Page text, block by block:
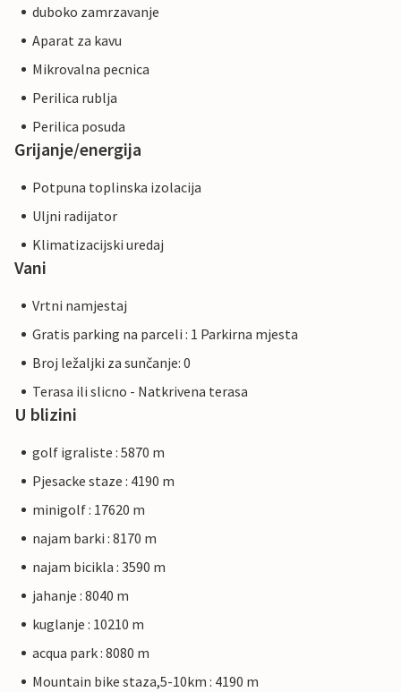
duboko zamrzavanje
Aparat za kavu
Mikrovalna pecnica
Perilica rublja
Perilica posuda
Grijanje/energija
Potpuna toplinska izolacija
Uljni radijator
Klimatizacijski uredaj
Vani
Vrtni namjestaj
Gratis parking na parceli : 1 Parkirna mjesta
Broj ležaljki za sunčanje: 0
Terasa ili slicno - Natkrivena terasa
U blizini
golf igraliste : 5870 m
Pjesacke staze : 4190 m
minigolf : 17620 m
najam barki : 8170 m
najam bicikla : 3590 m
jahanje : 8040 m
kuglanje : 10210 m
acqua park : 8080 m
Mountain bike staza,5-10km : 4190 m